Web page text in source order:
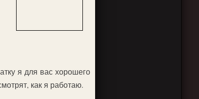
я для вас хорошего
как я работаю.